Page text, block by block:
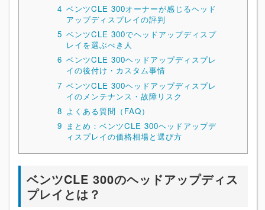
4 ベンツCLE 300オーナーが感じるヘッド
アップディスプレイの評判
5 ベンツCLE 300でヘッドアップディスプ
レイを選ぶべき人
6 ベンツCLE 300ヘッドアップディスプレ
イの後付け・カスタム事情
7 ベンツCLE 300ヘッドアップディスプレ
イのメンテナンス・故障リスク
8 よくある質問（FAQ）
9 まとめ：ベンツCLE 300ヘッドアップデ
ィスプレイの価格相場と選び方
ベンツCLE 300のヘッドアップディス
プレイとは？